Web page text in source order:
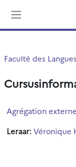
Agrégation
Leraar:Véronique